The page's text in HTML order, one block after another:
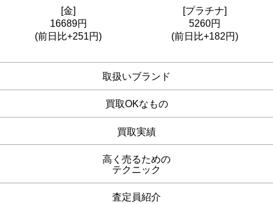
[金]
16689円
(前日比+251円)
[プラチナ]
5260円
(前日比+182円)
取扱いブランド
買取OKなもの
買取実績
高く売るための
テクニック
査定員紹介